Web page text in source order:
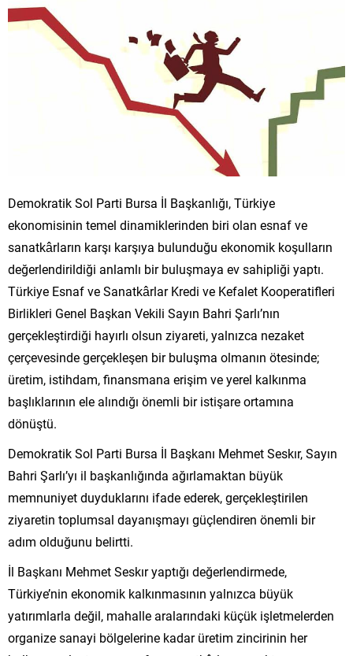
Demokratik Sol Parti Bursa İl Başkanlığı, Türkiye
ekonomisinin temel dinamiklerinden biri olan esnaf ve
sanatkârların karşı karşıya bulunduğu ekonomik koşulların
değerlendirildiği anlamlı bir buluşmaya ev sahipliği yaptı.
Türkiye Esnaf ve Sanatkârlar Kredi ve Kefalet Kooperatifleri
Birlikleri Genel Başkan Vekili Sayın Bahri Şarlı’nın
gerçekleştirdiği hayırlı olsun ziyareti, yalnızca nezaket
çerçevesinde gerçekleşen bir buluşma olmanın ötesinde;
üretim, istihdam, finansmana erişim ve yerel kalkınma
başlıklarının ele alındığı önemli bir istişare ortamına
dönüştü.
Demokratik Sol Parti Bursa İl Başkanı Mehmet Seskır, Sayın
Bahri Şarlı’yı il başkanlığında ağırlamaktan büyük
memnuniyet duyduklarını ifade ederek, gerçekleştirilen
ziyaretin toplumsal dayanışmayı güçlendiren önemli bir
adım olduğunu belirtti.
İl Başkanı Mehmet Seskır yaptığı değerlendirmede,
Türkiye’nin ekonomik kalkınmasının yalnızca büyük
yatırımlarla değil, mahalle aralarındaki küçük işletmelerden
organize sanayi bölgelerine kadar üretim zincirinin her